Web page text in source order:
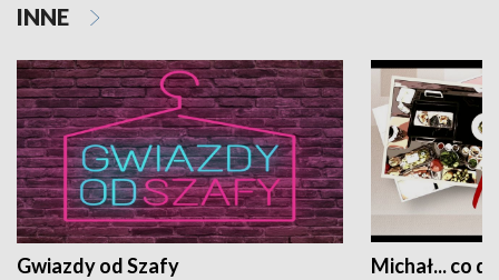
INNE
Gwiazdy od Szafy Michał... co